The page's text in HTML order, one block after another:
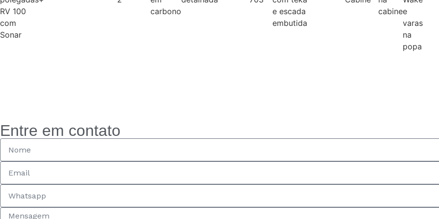
RV 100
com
Sonar
carbono
e escada
embutida
cabinee
varas
na
popa
Entre em contato